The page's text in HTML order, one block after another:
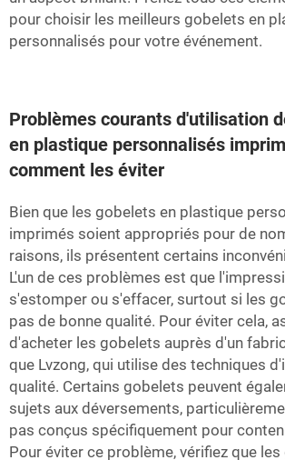
pour choisir les meilleurs gobelets en
personnalisés pour votre événement.
Problèmes courants d'utilisation
en plastique personnalisés
comment les éviter
Bien que les gobelets en plastique
imprimés soient appropriés pour de
raisons, ils présentent certains
L'un de ces problèmes est que
s'estomper ou s'effacer, surtout si les
pas de bonne qualité. Pour éviter cela,
d'acheter les gobelets auprès d'un
que Lvzong, qui utilise des techniques
qualité. Certains gobelets peuvent
sujets aux déversements,
pas conçus spécifiquement pour
Pour éviter ce problème, vérifiez que